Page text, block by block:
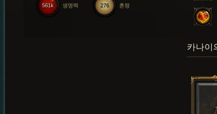
276 혼령
561k 생명력
카나이